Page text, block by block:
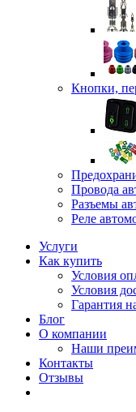
Кнопки,
Провода
Разъемы
Реле
Услуги
Как купить
Условия
Условия
Гарантия
Блог
О компании
Наши
Контакты
Отзывы